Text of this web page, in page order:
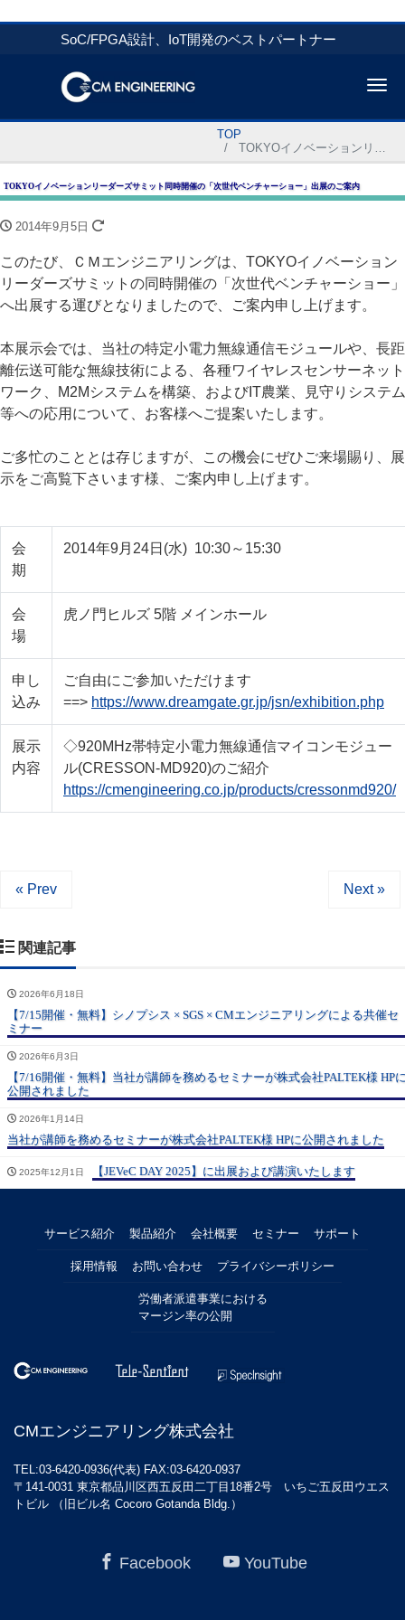
SoC/FPGA設計、IoT開発のベストパートナー
TOP
TOKYOイノベーションリーダーズサミット同時開催の「次世代ベンチャーショー」出展のご案内
TOKYOイノベーションリーダーズサミット同時開催の「次世代ベンチャーショー」出展のご案内
2014年9月5日
このたび、ＣＭエンジニアリングは、TOKYOイノベーション
リーダーズサミットの同時開催の「次世代ベンチャーショー」
へ出展する運びとなりましたので、ご案内申し上げます。
本展示会では、当社の特定小電力無線通信モジュールや、長距
離伝送可能な無線技術による、各種ワイヤレスセンサーネット
ワーク、M2Mシステムを構築、およびIT農業、見守りシステム
等への応用について、お客様へご提案いたします。
ご多忙のこととは存じますが、この機会にぜひご来場賜り、展
示をご高覧下さいます様、ご案内申し上げます。
会
期
2014年9月24日(水) 10:30～15:30
会
場
虎ノ門ヒルズ 5階 メインホール
申し
込み
ご自由にご参加いただけます
==> https://www.dreamgate.gr.jp/jsn/exhibition.php
展示
内容
◇920MHz帯特定小電力無線通信マイコンモジュー
ル(CRESSON-MD920)のご紹介
https://cmengineering.co.jp/products/cressonmd920/
« Prev Next »
関連記事
2026年6月18日
【7/15開催・無料】シノプシス × SGS × CMエンジニアリングによる共催セ
ミナー
2026年6月3日
【7/16開催・無料】当社が講師を務めるセミナーが株式会社PALTEK様 HP
公開されました
2026年1月14日
当社が講師を務めるセミナーが株式会社PALTEK様 HPに公開されました
2025年12月1日 【JEVeC DAY 2025】に出展および講演いたします
サービス紹介 製品紹介 会社概要 セミナー サポート
採用情報 お問い合わせ プライバシーポリシー
労働者派遣事業における
マージン率の公開
CMエンジニアリング株式会社
TEL:03-6420-0936(代表) FAX:03-6420-0937
〒141-0031 東京都品川区西五反田二丁目18番2号 いちご五反田ウエス
トビル （旧ビル名 Cocoro Gotanda Bldg.）
Facebook YouTube